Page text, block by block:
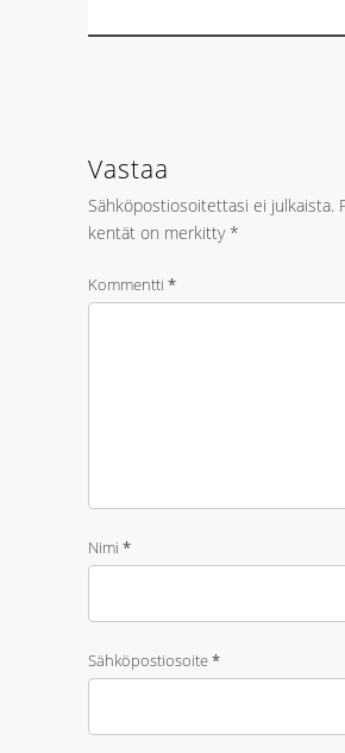
Vastaa
Sähköpostiosoitettasi ei julkaista.
kentät on merkitty*
Kommentti *
Nimi *
Sähköpostiosoite*